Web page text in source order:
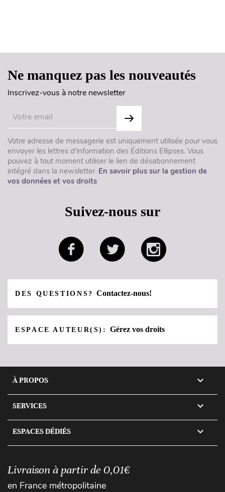
Ne manquez pas les nouveautés
Inscrivez-vous à notre newsletter
Votre adresse de messagerie est uniquement utilisée pour vous
envoyer les lettres d'information des Éditions Ellipses. Vous
pouvez à tout moment utiliser le lien de désabonnement
intégré dans la newsletter. En savoir plus sur la gestion de
vos données et vos droits
Suivez-nous sur
DES QUESTIONS?Contactez-nous!
ESPACE AUTEUR(S):Gérez vos droits
À PROPOS 
SERVICES 
ESPACES DÉDIÉS 
Livraison à partir de 0,01€
en France métropolitaine